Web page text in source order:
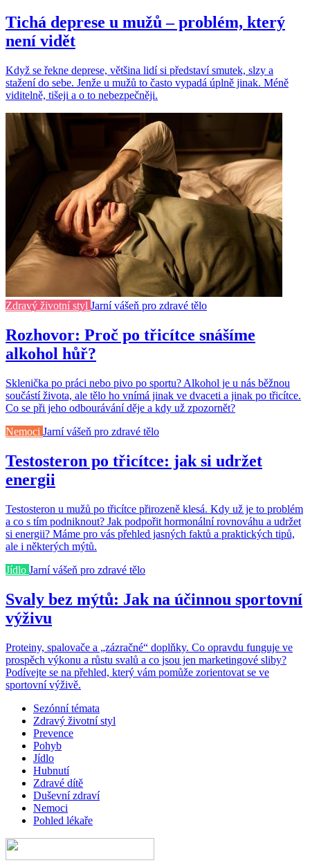
Tichá deprese u mužů – problém, který
není vidět
Když se řekne deprese, většina lidí si představí smutek, slzy a
stažení do sebe. Jenže u mužů to často vypadá úplně jinak. Méně
viditelně, tišeji a o to nebezpečněji.
Zdravý životní styl Jarní vášeň pro zdravé tělo
Rozhovor: Proč po třicítce snášíme
alkohol hůř?
Sklenička po práci nebo pivo po sportu? Alkohol je u nás běžnou
součástí života, ale tělo ho vnímá jinak ve dvaceti a jinak po třicítce.
Co se při jeho odbourávání děje a kdy už zpozornět?
Nemoci Jarní vášeň pro zdravé tělo
Testosteron po třicítce: jak si udržet
energii
Testosteron u mužů po třicítce přirozeně klesá. Kdy už je to problém
a co s tím podniknout? Jak podpořit hormonální rovnováhu a udržet
si energii? Máme pro vás přehled jasných faktů a praktických tipů,
ale i některých mýtů.
Jídlo Jarní vášeň pro zdravé tělo
Svaly bez mýtů: Jak na účinnou sportovní
výživu
Proteiny, spalovače a „zázračné“ doplňky. Co opravdu funguje ve
prospěch výkonu a růstu svalů a co jsou jen marketingové sliby?
Podívejte se na přehled, který vám pomůže zorientovat se ve
sportovní výživě.
Sezónní témata
Zdravý životní styl
Prevence
Pohyb
Jídlo
Hubnutí
Zdravé dítě
Duševní zdraví
Nemoci
Pohled lékaře